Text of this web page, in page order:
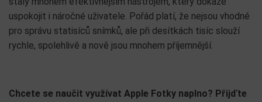
uspokojit i náročné uživatele. Pořád platí, že nejsou vhodné
pro správu statisíců snímků, ale při desítkách tisíc slouží
rychle, spolehlivě a nově jsou mnohem příjemnější.
Chcete se naučit využívat Apple Fotky naplno? Přijďte